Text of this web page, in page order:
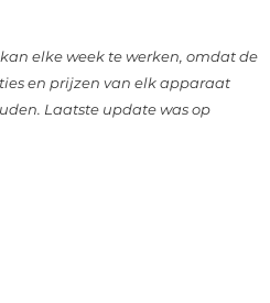
elke week te werken, omdat de
en prijzen van elk apparaat
Laatste update was op